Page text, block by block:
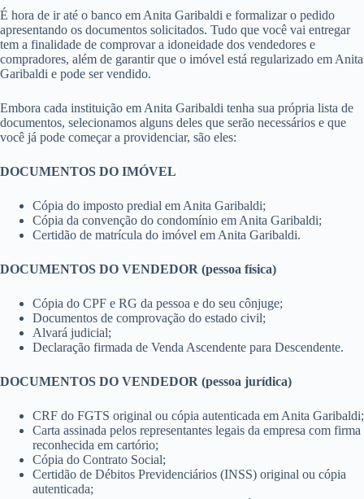
É hora de ir até o banco em Anita Garibaldi e formalizar o pedido
apresentando os documentos solicitados. Tudo que você vai entregar
tem a finalidade de comprovar a idoneidade dos vendedores e
compradores, além de garantir que o imóvel está regularizado em Anita
Garibaldi e pode ser vendido.
Embora cada instituição em Anita Garibaldi tenha sua própria lista de
documentos, selecionamos alguns deles que serão necessários e que
você já pode começar a providenciar, são eles:
DOCUMENTOS DO IMÓVEL
Cópia do imposto predial em Anita Garibaldi;
Cópia da convenção do condomínio em Anita Garibaldi;
Certidão de matrícula do imóvel em Anita Garibaldi.
DOCUMENTOS DO VENDEDOR (pessoa física)
Cópia do CPF e RG da pessoa e do seu cônjuge;
Documentos de comprovação do estado civil;
Alvará judicial;
Declaração firmada de Venda Ascendente para Descendente.
DOCUMENTOS DO VENDEDOR (pessoa jurídica)
CRF do FGTS original ou cópia autenticada em Anita Garibaldi;
Carta assinada pelos representantes legais da empresa com firma
reconhecida em cartório;
Cópia do Contrato Social;
Certidão de Débitos Previdenciários (INSS) original ou cópia
autenticada;